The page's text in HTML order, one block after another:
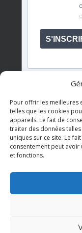
Pour offrir les meilleures
telles que les cookies
appareils. Le fait de
traiter des données
uniques sur ce site. Le
consentement peut
et fonctions.Il n’y a
© 2026 AQDR